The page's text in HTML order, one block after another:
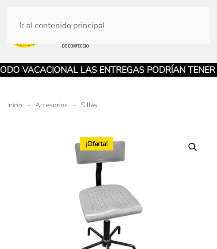
Ir al contenido principal
LAS ENTREGAS PODRÍAN TENER
Inicio Accesorios Sillas
¡Oferta!